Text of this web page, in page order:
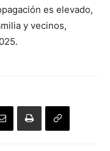
es elevado,
y vecinos,